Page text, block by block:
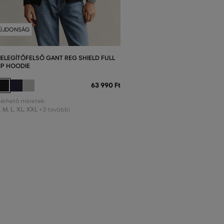
GANT REG SHIELD FULL
HOODIE
63 990 Ft
méretek:
, M, L, XL, XXL +3 további